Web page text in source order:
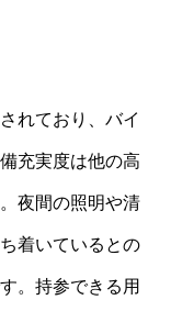
れており、バイ
充実度は他の高
夜間の照明や清
着いているとの
。持参できる用